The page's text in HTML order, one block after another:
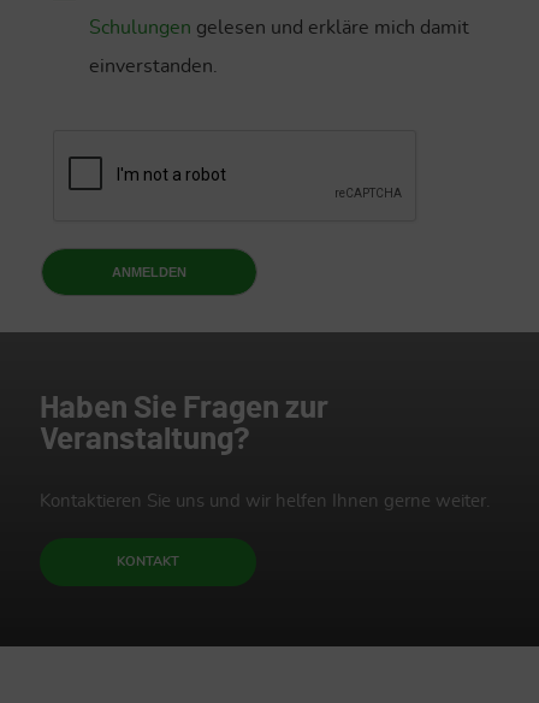
Schulungen gelesen und erkläre mich damit
einverstanden.
Haben Sie Fragen zur
Veranstaltung?
Kontaktieren Sie uns und wir helfen Ihnen gerne weiter.
KONTAKT